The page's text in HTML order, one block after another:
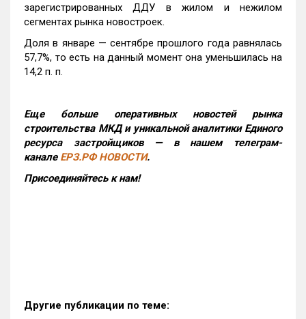
зарегистрированных ДДУ в жилом и нежилом
сегментах рынка новостроек.
Доля в январе — сентябре прошлого года равнялась
57,7%, то есть на данный момент она уменьшилась на
14,2 п. п.
Еще больше оперативных новостей рынка
строительства МКД и уникальной аналитики Единого
ресурса застройщиков — в нашем телеграм-
канале ЕРЗ.РФ НОВОСТИ.
Присоединяйтесь к нам!
Другие публикации по теме: